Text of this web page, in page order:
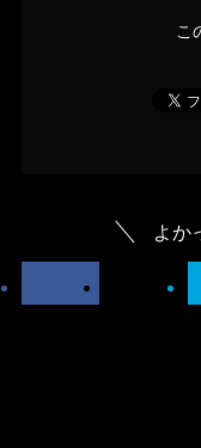
こ
よか